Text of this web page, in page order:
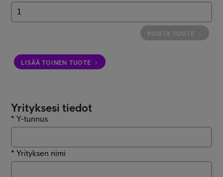
POISTA TUOTE
LISÄÄ TOINEN TUOTE
Yrityksesi tiedot
*Y-tunnus
*Yrityksen nimi